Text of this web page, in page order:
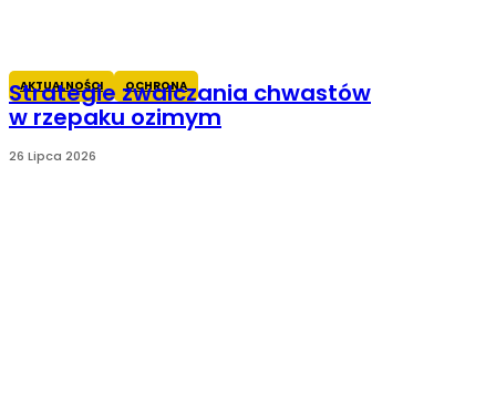
AKTUALNOŚCI OCHRONA
Strategie zwalczania chwastów
w rzepaku ozimym
26 Lipca 2026